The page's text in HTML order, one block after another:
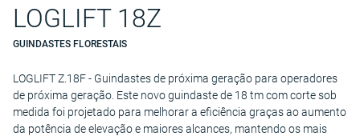
LOGLIFT 18Z
GUINDASTES FLORESTAIS
LOGLIFT Z.18F - Guindastes de próxima geração para operadores
de próxima geração. Este novo guindaste de 18 tm com corte sob
medida foi projetado para melhorar a eficiência graças ao aumento
da potência de elevação e maiores alcances, mantendo os mais